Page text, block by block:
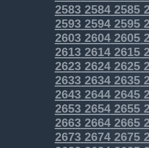
258325842585
259325942595
260326042605
261326142615
262326242625
263326342635
264326442645
265326542655
266326642665
267326742675